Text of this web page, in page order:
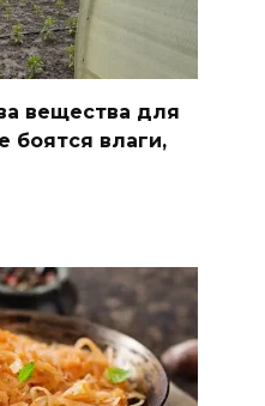
вещества для
боятся влаги,